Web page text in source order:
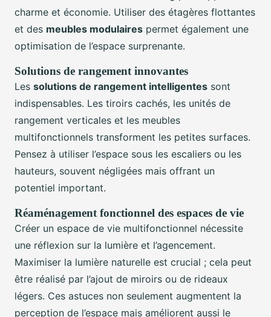
charme et économie. Utiliser des étagères flottantes
et des meubles modulaires permet également une
optimisation de l’espace surprenante.
Solutions de rangement innovantes
Les solutions de rangement intelligentes sont
indispensables. Les tiroirs cachés, les unités de
rangement verticales et les meubles
multifonctionnels transforment les petites surfaces.
Pensez à utiliser l’espace sous les escaliers ou les
hauteurs, souvent négligées mais offrant un
potentiel important.
Réaménagement fonctionnel des espaces de vie
Créer un espace de vie multifonctionnel nécessite
une réflexion sur la lumière et l’agencement.
Maximiser la lumière naturelle est crucial ; cela peut
être réalisé par l’ajout de miroirs ou de rideaux
légers. Ces astuces non seulement augmentent la
perception de l’espace mais améliorent aussi le